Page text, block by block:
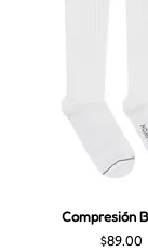
Compresión
Precio
$89.00